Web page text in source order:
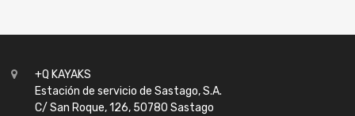
+Q KAYAKS
Estación de servicio de Sastago, S.A.
C/ San Roque, 126, 50780 Sastago